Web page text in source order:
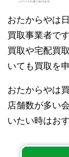
おたからやは
買取事業者で
買取や宅配買
いても買取を
おたからやは
店舗数が多い
いたい時はお